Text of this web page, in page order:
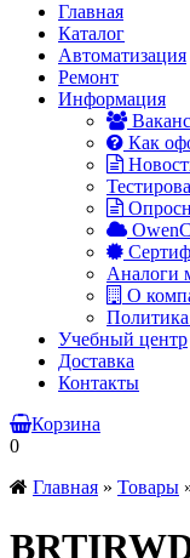
Главная
Каталог
Автоматизация
Ремонт
Информация
Как
Аналоги
О
Учебный центр
Доставка
Контакты
Корзина
0
Главная » Товары